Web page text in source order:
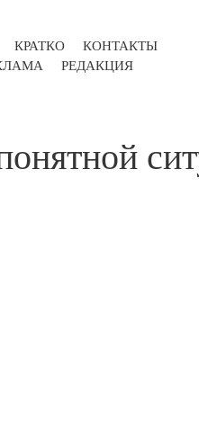
КРАТКО
КОНТАКТЫ
РЕДАКЦИЯ